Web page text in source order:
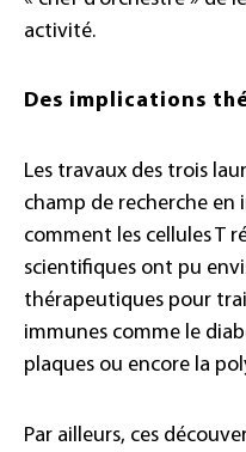
activité.
Des implications
Les travaux des trois
champ de recherche
comment les cellules T
scientifiques ont pu
thérapeutiques pour
immunes comme le
plaques ou encore la
Par ailleurs, ces